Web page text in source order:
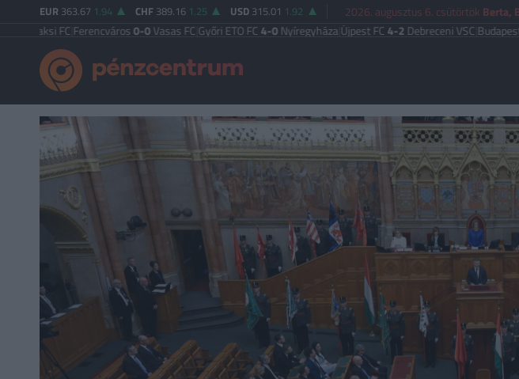
EUR 363.67 1.94 CHF 389.16 1.25 USD 315.01 1.92 2026. augusztus 6. csütörtök Berta,
Ferencváros0-0Vasas FC|Győri ETO FC4-0Nyíregyháza|Újpest FC4-2Debreceni VSC|Budapest Honvéd